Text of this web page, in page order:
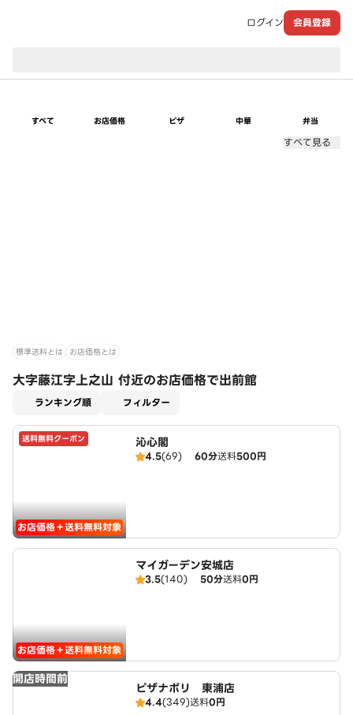
ログイン 会員登録
すべて お店価格 ピザ 中華 弁当
すべて見る
標準送料とは お店価格とは
大字藤江字上之山 付近のお店価格で出前館
ランキング順 フィルター
送料無料クーポン
お店価格＋送料無料対象
沁心閣
4.5(69) 60分送料500円
お店価格＋送料無料対象
マイガーデン安城店
3.5(140) 50分送料0円
開店時間前
ピザナポリ 東浦店
4.4(349)送料0円